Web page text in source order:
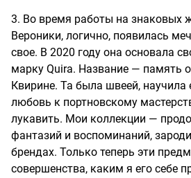
3. Во время работы на знаковых
Вероники, логично, появилась
свое. В 2020 году она основала
марку Quira. Название — память
Квирине. Та была швеей, научила
любовь к портновскому
лукавить. Мои коллекции —
фантазий и воспоминаний,
брендах. Только теперь эти
совершенства, каким я его себе